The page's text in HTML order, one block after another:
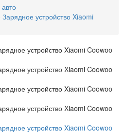
устройство Xiaomi